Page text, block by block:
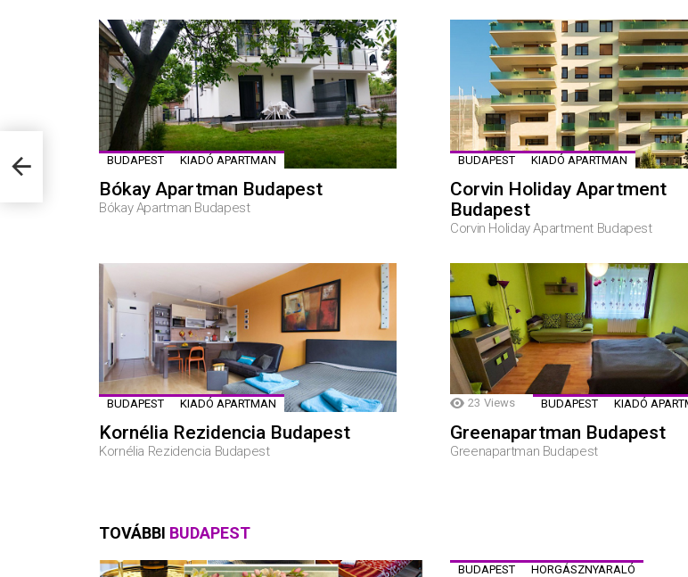
BUDAPEST KIADÓ APARTMAN
Bókay Apartman Budapest
Bókay Apartman Budapest
BUDAPEST KIADÓ APARTMAN
Corvin Holiday Apartment
Budapest
Corvin Holiday Apartment Budapest
BUDAPEST KIADÓ APARTMAN
Kornélia Rezidencia Budapest
Kornélia Rezidencia Budapest
23 Views BUDAPEST KIADÓ
Greenapartman Budapest
Greenapartman Budapest
TOVÁBBI BUDAPEST
BUDAPEST HORGÁSZNYARALÓ